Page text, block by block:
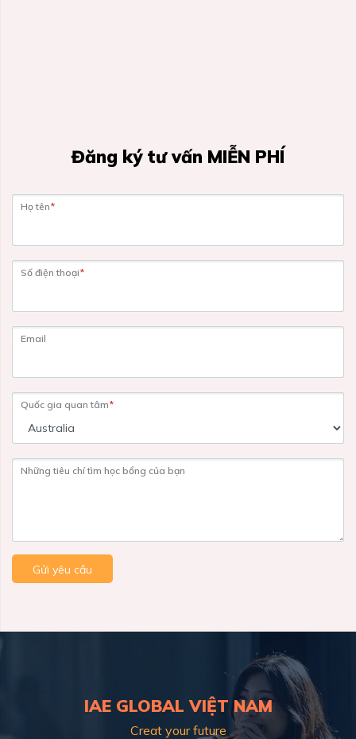
Đăng ký tư vấn MIỄN PHÍ
Họ tên*
Số điện thoại*
Email
Quốc gia quan tâm*
Những tiêu chí tìm học bổng của bạn
Gửi yêu cầu
IAE GLOBAL VIỆT NAM
Creat your future